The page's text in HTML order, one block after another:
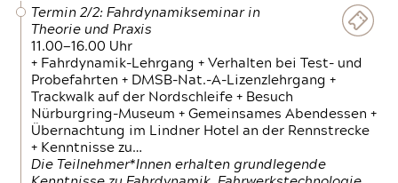
Termin 2/2: Fahrdynamikseminar in
Theorie und Praxis
11.00—16.00 Uhr
+ Fahrdynamik-Lehrgang + Verhalten bei Test- und
Probefahrten + DMSB-Nat.-A-Lizenzlehrgang +
Trackwalk auf der Nordschleife + Besuch
Nürburgring-Museum + Gemeinsames Abendessen +
Übernachtung im Lindner Hotel an der Rennstrecke
+ Kenntnisse zu…
Die Teilnehmer*Innen erhalten grundlegende